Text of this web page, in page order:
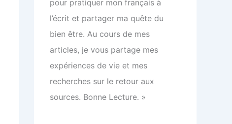
pour pratiquer mon français à
l’écrit et partager ma quête du
bien être. Au cours de mes
articles, je vous partage mes
expériences de vie et mes
recherches sur le retour aux
sources. Bonne Lecture. »